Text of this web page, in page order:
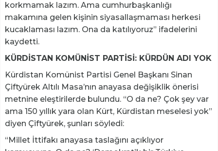
korkmamak lazım. Ama cumhurbaşkanlığı
makamına gelen kişinin siyasallaşmaması herkesi
kucaklaması lazım. Ona da katılıyoruz” ifadelerini
kaydetti.
KÜRDİSTAN KOMÜNİST PARTİSİ: KÜRDÜN ADI YOK
Kürdistan Komünist Partisi Genel Başkanı Sinan
Çiftyürek Altılı Masa’nın anayasa değişiklik önerisi
metnine eleştirilerde bulundu. “O da ne? Çok şey var
ama 150 yıllık yara olan Kürt, Kürdistan meselesi yok”
diyen Çiftyürek, şunları söyledi:
“Millet İttifakı anayasa taslağını açıklıyor